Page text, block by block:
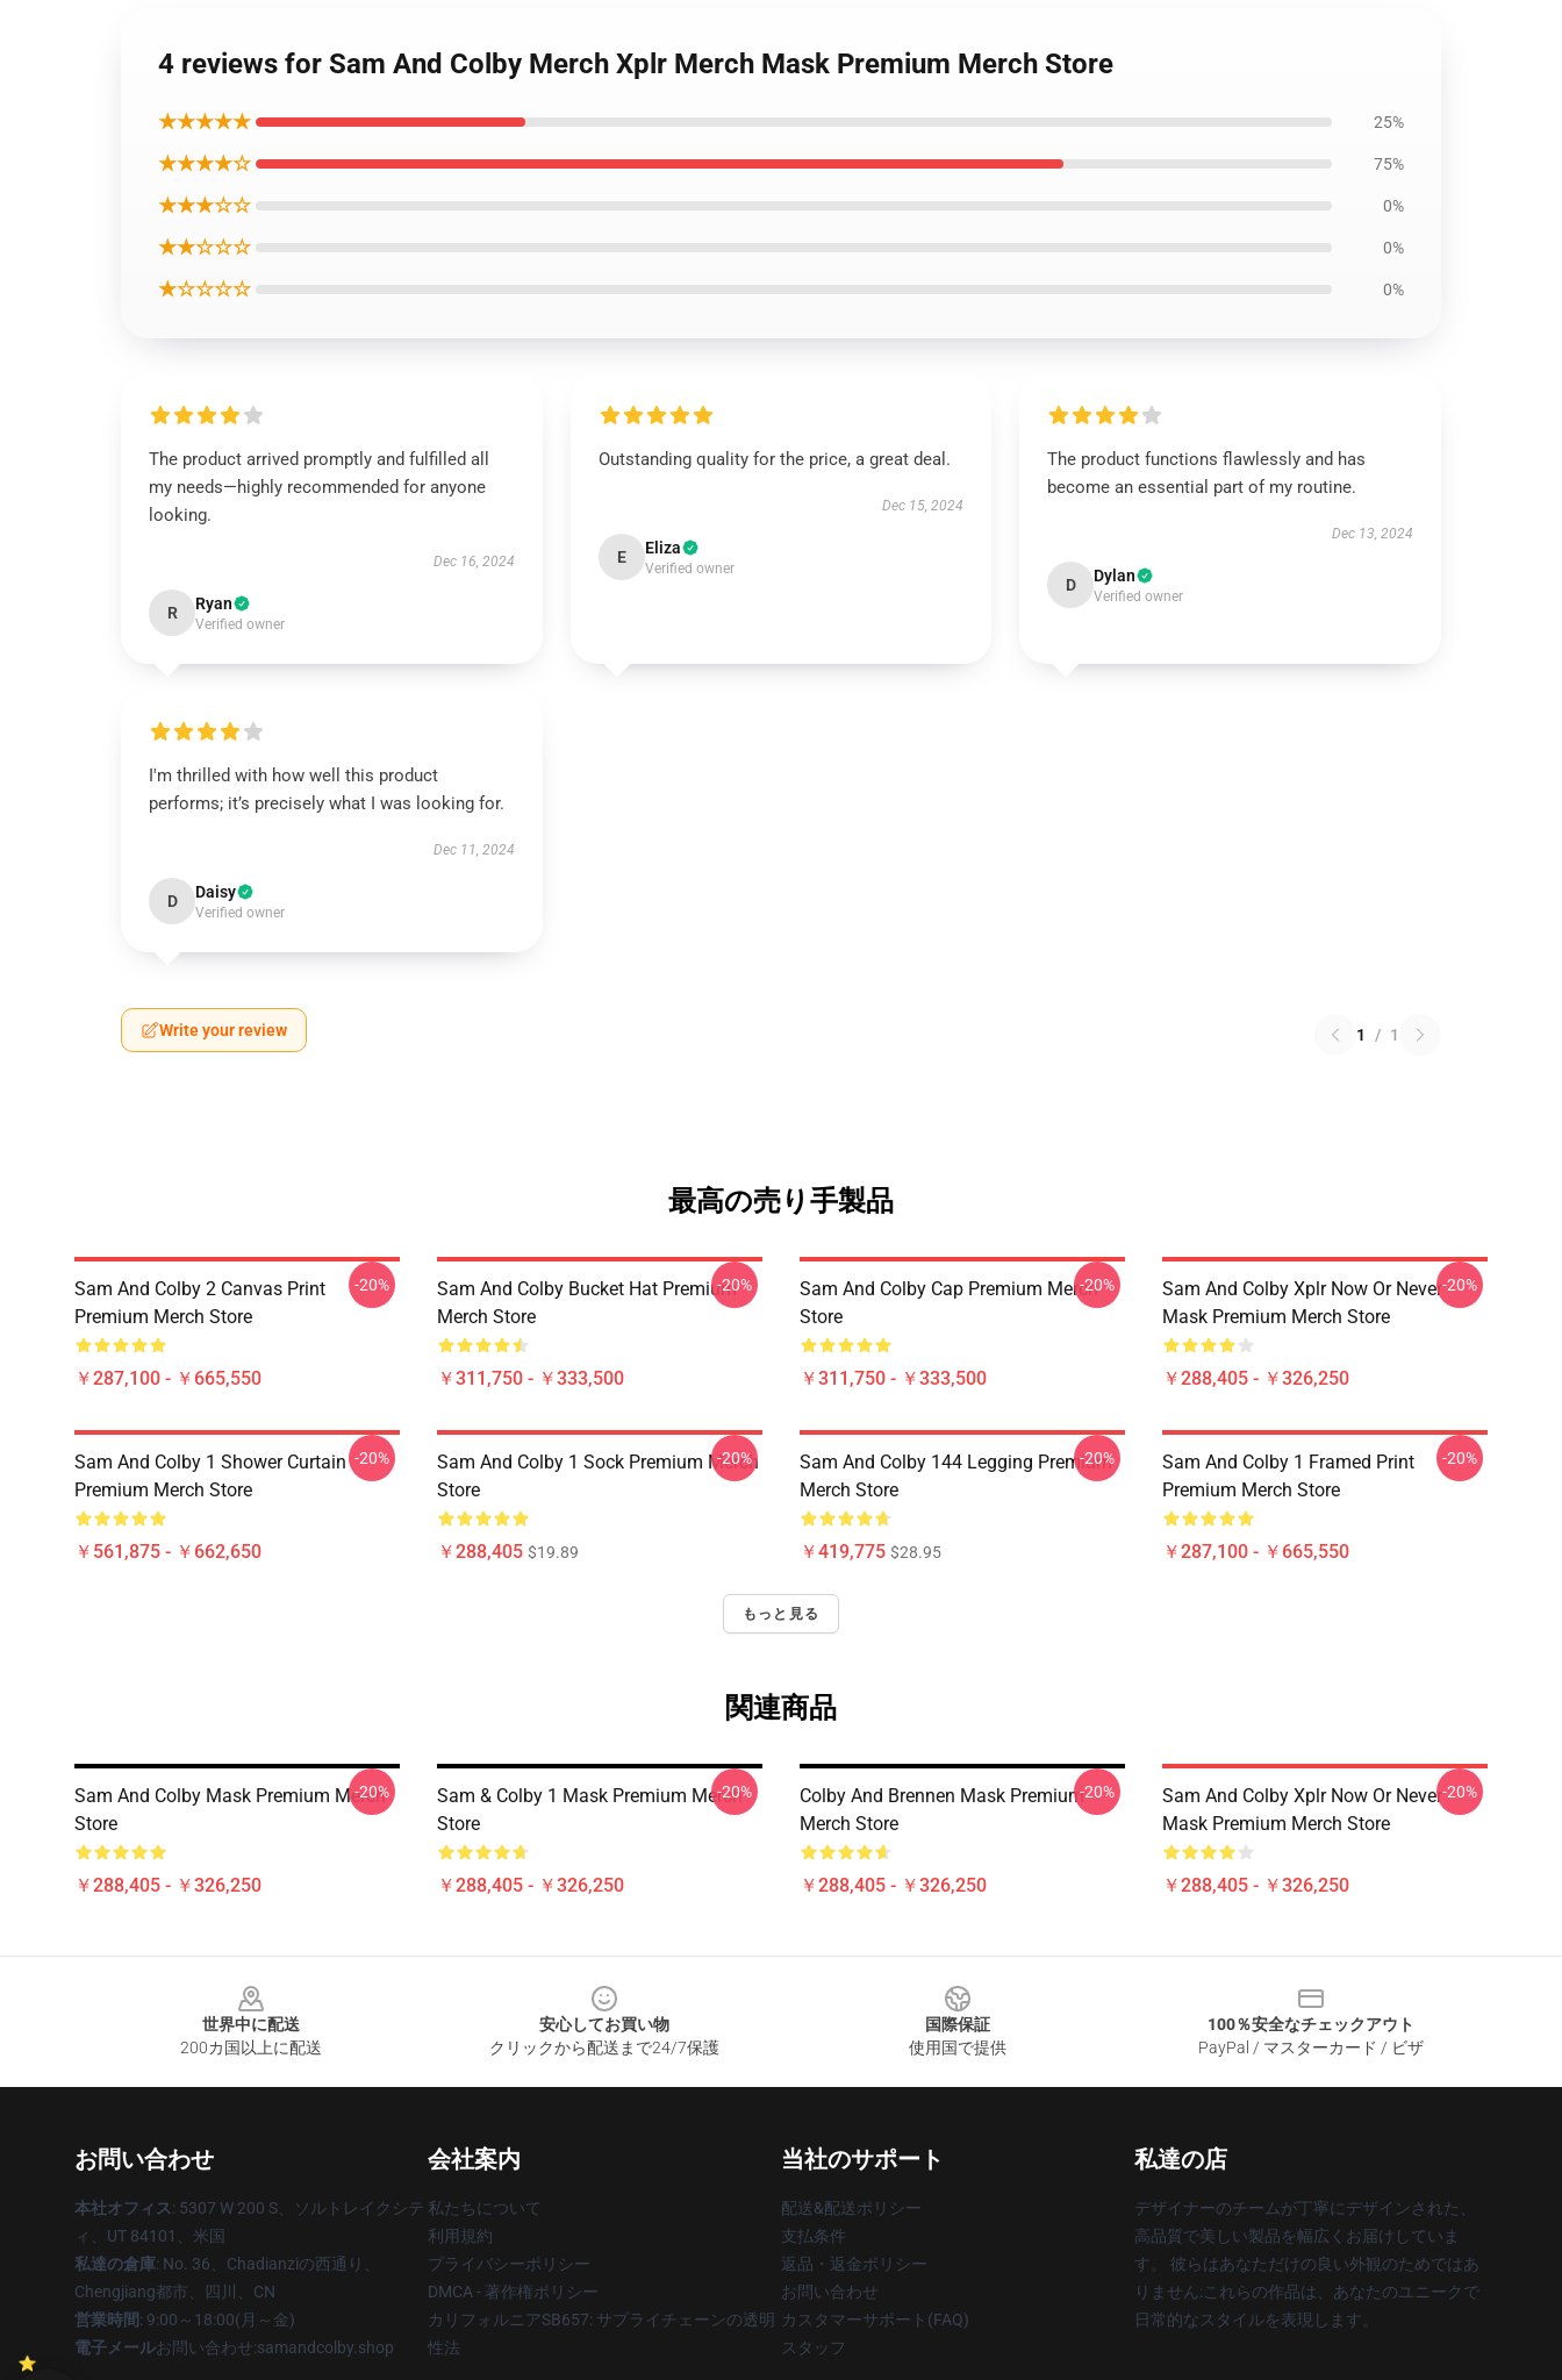
4 reviews for Sam And Colby Merch Xplr Merch Mask Premium Merch Store
★★★★★ 25%
★★★★☆ 75%
★★★☆☆ 0%
★★☆☆☆ 0%
★☆☆☆☆ 0%
The product arrived promptly and fulfilled all
my needs—highly recommended for anyone
looking.
Dec 16, 2024
R Ryan
Verified owner
Outstanding quality for the price, a great deal.
Dec 15, 2024
E Eliza
Verified owner
The product functions flawlessly and has
become an essential part of my routine.
Dec 13, 2024
D Dylan
Verified owner
I'm thrilled with how well this product
performs; it’s precisely what I was looking for.
Dec 11, 2024
D Daisy
Verified owner
Write your review 1 / 1
最高の売り手製品
Sam And Colby 2 Canvas Print
Premium Merch Store
￥287,100 - ￥665,550
-20%
Sam And Colby Bucket Hat Premium
Merch Store
￥311,750 - ￥333,500
-20%
Sam And Colby Cap Premium Merch
Store
￥311,750 - ￥333,500
-20%
Sam And Colby Xplr Now Or Never
Mask Premium Merch Store
￥288,405 - ￥326,250
-20%
Sam And Colby 1 Shower Curtain
Premium Merch Store
￥561,875 - ￥662,650
-20%
Sam And Colby 1 Sock Premium Merch
Store
￥288,405 $19.89
-20%
Sam And Colby 144 Legging Premium
Merch Store
￥419,775 $28.95
-20%
Sam And Colby 1 Framed Print
Premium Merch Store
￥287,100 - ￥665,550
-20%
もっと見る
関連商品
Sam And Colby Mask Premium Merch
Store
￥288,405 - ￥326,250
-20%
Sam & Colby 1 Mask Premium Merch
Store
￥288,405 - ￥326,250
-20%
Colby And Brennen Mask Premium
Merch Store
￥288,405 - ￥326,250
-20%
Sam And Colby Xplr Now Or Never
Mask Premium Merch Store
￥288,405 - ￥326,250
-20%
世界中に配送
200カ国以上に配送
安心してお買い物
クリックから配送まで24/7保護
国際保証
使用国で提供
100％安全なチェックアウト
PayPal / マスターカード / ビザ
お問い合わせ
本社オフィス: 5307 W 200 S、ソルトレイクシテ
ィ、UT 84101、米国
私達の倉庫: No. 36、Chadianziの西通り、
Chengjiang都市、四川、CN
営業時間: 9:00～18:00(月～金)
電子メールお問い合わせ:samandcolby.shop
会社案内
私たちについて
利用規約
プライバシーポリシー
DMCA - 著作権ポリシー
カリフォルニアSB657: サプライチェーンの透明
性法
当社のサポート
配送&配送ポリシー
支払条件
返品・返金ポリシー
お問い合わせ
カスタマーサポート(FAQ)
スタッフ
私達の店
デザイナーのチームが丁寧にデザインされた、
高品質で美しい製品を幅広くお届けしていま
す。 彼らはあなただけの良い外観のためではあ
りません:これらの作品は、あなたのユニークで
日常的なスタイルを表現します。